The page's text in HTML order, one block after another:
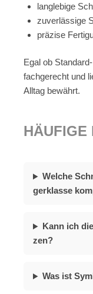
lang­le­bi­ge
zu­ver­läs­si­ge
prä­zi­se
Egal ob
fach­ge­recht und
All­tag be­währt.
HÄU­FI­GE
Wel­che
ger­klas­se
Kann ich
zen?
Was ist